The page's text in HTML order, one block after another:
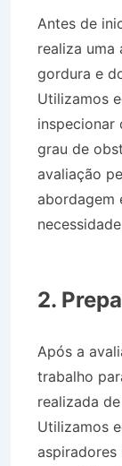
Antes de
realiza uma
gordura e
Utilizamos
inspecionar
grau de
avaliação
abordagem
2.
Após a
trabalho
realizada
Utilizamos
aspiradores